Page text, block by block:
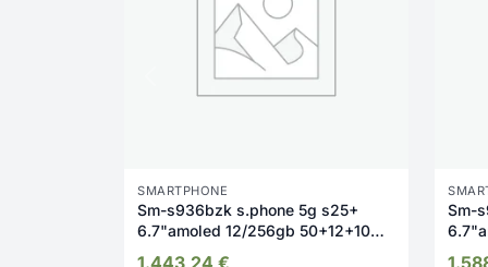
SMARTPHONE
Sm-s936bzk s.phone 5g s25+
6.7"amoled 12/256gb 50+12+10mp
1.443,24 €
Sm-